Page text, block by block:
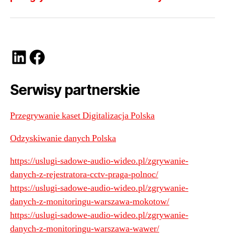
LinkedIn
Facebook
Serwisy partnerskie
Przegrywanie kaset Digitalizacja Polska
Odzyskiwanie danych Polska
https://uslugi-sadowe-audio-wideo.pl/zgrywanie-
danych-z-rejestratora-cctv-praga-polnoc/
https://uslugi-sadowe-audio-wideo.pl/zgrywanie-
danych-z-monitoringu-warszawa-mokotow/
https://uslugi-sadowe-audio-wideo.pl/zgrywanie-
danych-z-monitoringu-warszawa-wawer/